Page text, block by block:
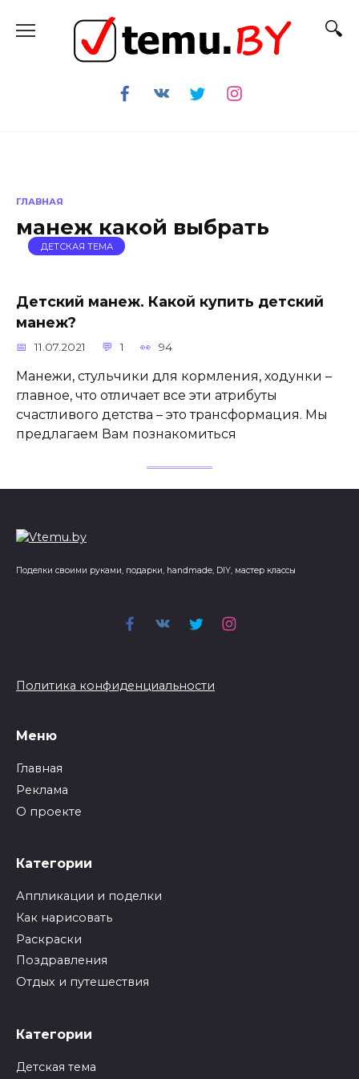
содержанию
ГЛАВНАЯ
манеж какой выбрать
ДЕТСКАЯ ТЕМА
Детский манеж. Какой купить детский
манеж?
11.07.2021 1 94
Манежи, стульчики для кормления, ходунки –
главное, что отличает все эти атрибуты
счастливого детства – это трансформация. Мы
предлагаем Вам познакомиться
Поделки своими руками, подарки, handmade, DIY, мастер классы
Политика конфиденциальности
Меню
Главная
Реклама
О проекте
Категории
Аппликации и поделки
Как нарисовать
Раскраски
Поздравления
Отдых и путешествия
Категории
Детская тема